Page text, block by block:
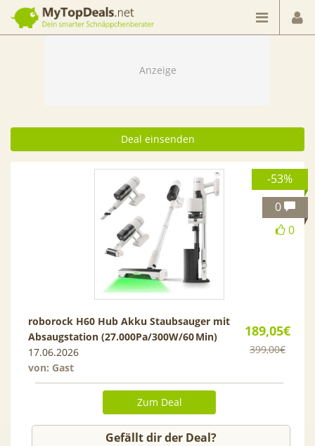
Dein smarter Schnäppchenberater
Deal einsenden
-53%
0
0
189,05€
399,00€
roborock H60 Hub Akku Staubsauger mit
Absaugstation (27.000Pa/300W/60 Min)
17.06.2026
von: Gast
Zum Deal
Gefällt dir der Deal?